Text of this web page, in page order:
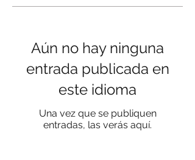
Aún no hay ninguna
entrada publicada en
este idioma
Una vez que se publiquen
entradas, las verás aquí.